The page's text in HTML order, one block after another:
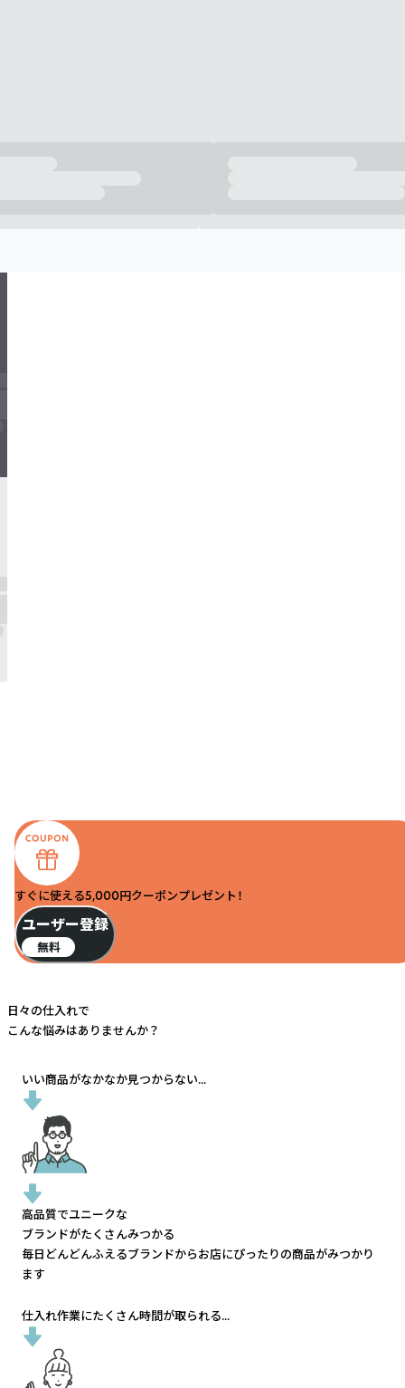
すぐに使える5,000円クーポンプレゼント！
ユーザー登録
無料
日々の仕入れで
こんな悩みはありませんか？
いい商品がなかなか見つからない...
高品質でユニークな
ブランドがたくさんみつかる
毎日どんどんふえるブランドからお店にぴったりの商品がみつかり
ます
仕入れ作業にたくさん時間が取られる...